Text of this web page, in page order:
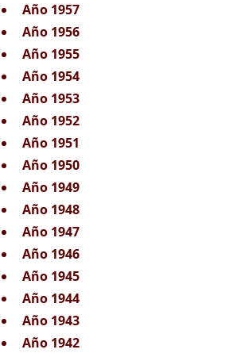
Año 1957
Año 1956
Año 1955
Año 1954
Año 1953
Año 1952
Año 1951
Año 1950
Año 1949
Año 1948
Año 1947
Año 1946
Año 1945
Año 1944
Año 1943
Año 1942